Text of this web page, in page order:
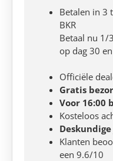
Betalen in 3
BKR
Betaal nu 1/
op dag 30
Officiële
Gratis
Voor 16:00
Kosteloos
Klanten
een 9.6/10